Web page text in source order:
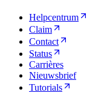
Helpcentrum
Claim
Contact
Status
Carrières
Nieuwsbrief
Tutorials